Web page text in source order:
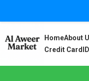
HomeAbout
Credit Card